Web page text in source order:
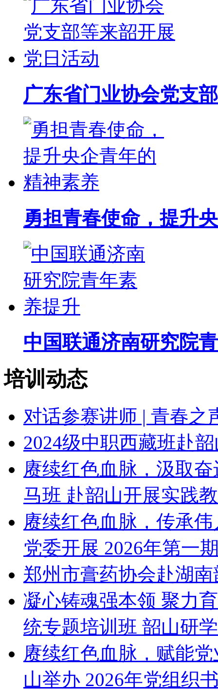
广东省门业协会党支
勇担青春使命，提升
中国联通济南研究院
培训动态
对话参赛讲师 | 青春之
2024级中职西藏班赴
赓续红色血脉，汲取
马班 赴韶山开展实践
赓续红色血脉，传承
党委开展 2026年第一
郑州市膏药协会赴湖
凝心铸魂强本领 聚力
统专题培训班 韶山研
赓续红色血脉，赋能
山举办 2026年党组织